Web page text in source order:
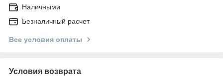
Наличными
Безналичный расчет
Все условия оплаты
Условия возврата